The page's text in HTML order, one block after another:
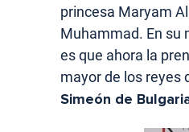
princesa Maryam
Muhammad. En su
es que ahora la
mayor de los reyes
Simeón de